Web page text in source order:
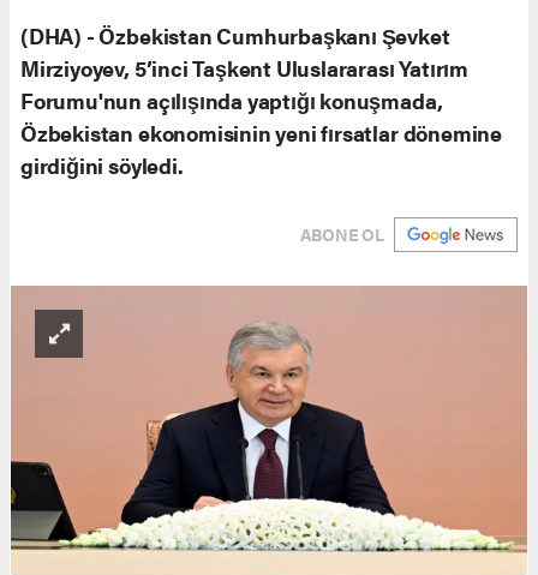
(DHA) - Özbekistan Cumhurbaşkanı Şevket
Mirziyoyev, 5’inci Taşkent Uluslararası Yatırım
Forumu'nun açılışında yaptığı konuşmada,
Özbekistan ekonomisinin yeni fırsatlar dönemine
girdiğini söyledi.
ABONE OL